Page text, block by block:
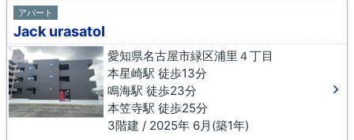
アパート
Jack urasatoⅠ
愛知県名古屋市緑区浦里４丁目
本星崎駅 徒歩13分
鳴海駅 徒歩23分
本笠寺駅 徒歩25分
3階建 / 2025年 6月(築1年)